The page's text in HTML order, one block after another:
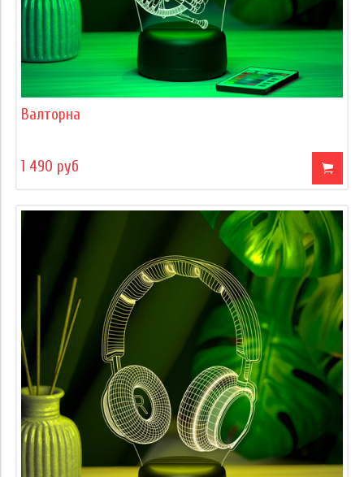
Валторна
1 490 руб